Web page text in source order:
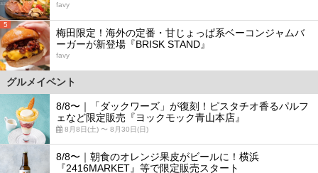
favy
5
梅田限定！海外の定番・甘じょっぱ系ベーコンジャムバ
ーガーが新登場『BRISK STAND』
favy
グルメイベント
8/8〜｜「ダックワーズ」が復刻！ピスタチオ香るパルフ
ェなど限定販売『ヨックモック青山本店』
8月8日(土) 〜 8月30日(日)
8/8〜｜朝食のオレンジ果皮がビールに！横浜
『2416MARKET』等で限定販売スタート